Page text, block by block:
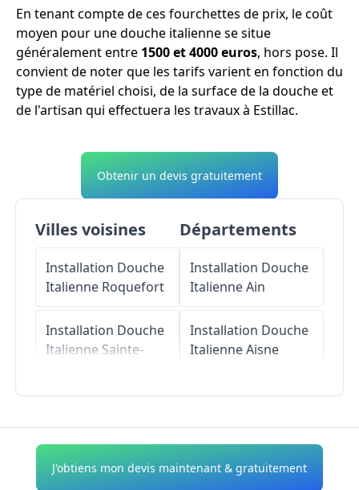
En tenant compte de ces fourchettes de prix, le coût
moyen pour une douche italienne se situe
généralement entre 1500 et 4000 euros, hors pose. Il
convient de noter que les tarifs varient en fonction du
type de matériel choisi, de la surface de la douche et
de l'artisan qui effectuera les travaux à Estillac.
Obtenir un devis gratuitement
Villes voisines
Installation Douche
Italienne Roquefort
Installation Douche
Italienne Sainte-
Installation Douche
Départements
Installation Douche
ItalienneAin
Installation Douche
ItalienneAisne
Installation Douche
Italienne Alpes-de-
J'obtiens mon devis maintenant & gratuitement